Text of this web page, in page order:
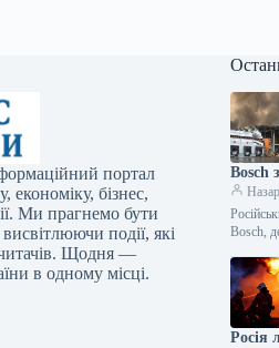
портал
економіку, бізнес,
Ми прагнемо бути
події, які
читачів. Щодня —
в одному місці.
Bosch
Bosch,
Росія